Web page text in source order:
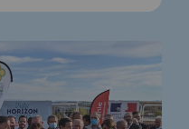
de sécurité